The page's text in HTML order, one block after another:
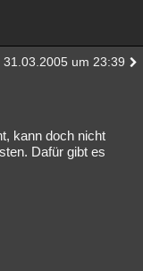
31.03.2005 um 23:39
kann doch nicht
Dafür gibt es